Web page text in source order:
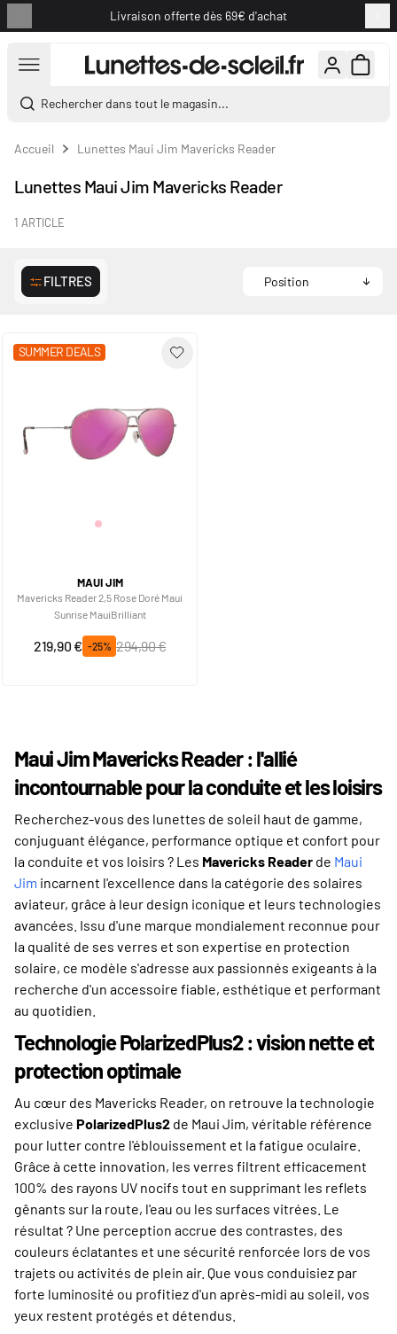
Livraison offerte dès 69€ d'achat
Rechercher dans tout le magasin...
Accueil Lunettes Maui Jim Mavericks Reader
Lunettes Maui Jim Mavericks Reader
1 ARTICLE
FILTRES
SUMMER DEALS
MAUI JIM
Mavericks Reader 2,5 Rose Doré Maui
Sunrise MauiBrilliant
Prix spécial
219,90 € -25%
Prix normal
294,90 €
Maui Jim Mavericks Reader : l'allié
incontournable pour la conduite et les loisirs
Recherchez-vous des lunettes de soleil haut de gamme,
conjuguant élégance, performance optique et confort pour
la conduite et vos loisirs ? Les Mavericks Reader de Maui
Jim incarnent l'excellence dans la catégorie des solaires
aviateur, grâce à leur design iconique et leurs technologies
avancées. Issu d'une marque mondialement reconnue pour
la qualité de ses verres et son expertise en protection
solaire, ce modèle s'adresse aux passionnés exigeants à la
recherche d'un accessoire fiable, esthétique et performant
au quotidien.
Technologie PolarizedPlus2 : vision nette et
protection optimale
Au cœur des Mavericks Reader, on retrouve la technologie
exclusive PolarizedPlus2 de Maui Jim, véritable référence
pour lutter contre l'éblouissement et la fatigue oculaire.
Grâce à cette innovation, les verres filtrent efficacement
100% des rayons UV nocifs tout en supprimant les reflets
gênants sur la route, l'eau ou les surfaces vitrées. Le
résultat ? Une perception accrue des contrastes, des
couleurs éclatantes et une sécurité renforcée lors de vos
trajets ou activités de plein air. Que vous conduisiez par
forte luminosité ou profitiez d'un après-midi au soleil, vos
yeux restent protégés et détendus.